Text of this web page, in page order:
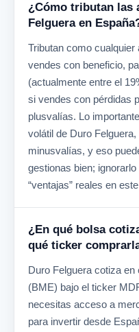
¿Cómo tributan las
Felguera en
Tributan como
vendes con beneficio,
(actualmente entre el
si vendes con pérdidas
plusvalías. Lo
volátil de Duro
minusvalías, y eso
gestionas bien;
“ventajas” reales en
¿En qué bolsa
qué ticker
Duro Felguera cotiza
(BME) bajo el ticker
necesitas acceso a
para invertir desde